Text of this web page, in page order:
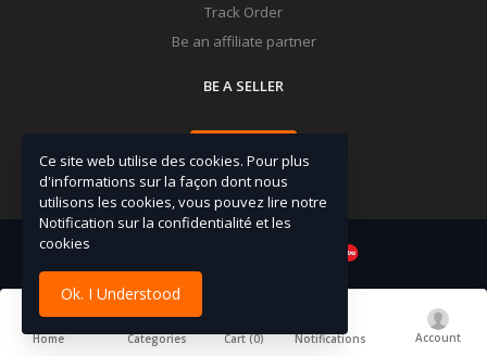
Track Order
Be an affiliate partner
BE A SELLER
Home Categories Cart (0) Notifications Account
Ce site web utilise des cookies. Pour plus
d'informations sur la façon dont nous
utilisons les cookies, vous pouvez lire notre
Notification sur la confidentialité et les
cookies
Ok. I Understood